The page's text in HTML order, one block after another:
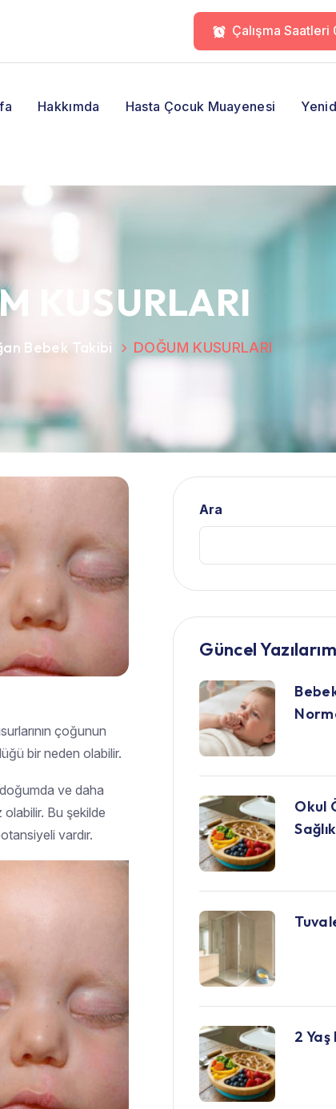
Çalışma
Hakkımda Hasta Çocuk Muayenesi
KUSURLARI
Bebek Takibi DOĞUM KUSURLARI
çoğunun
bir neden olabilir.
ve daha
Bu şekilde
vardır.
Ara
Güncel
Okul
2